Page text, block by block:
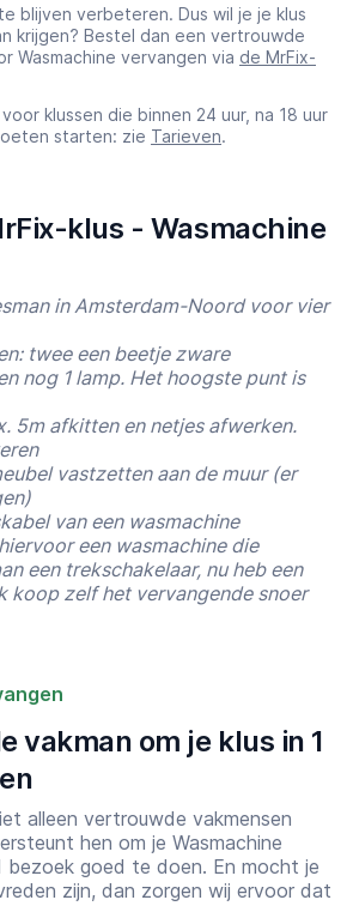
blijven verbeteren. Dus wil je je klus
krijgen? Bestel dan een vertrouwde
Wasmachine vervangen via de MrFix-
klussen die binnen 24 uur, na 18 uur
starten: zie Tarieven.
klus - Wasmachine
in Amsterdam-Noord voor vier
twee een beetje zware
nog 1 lamp. Het hoogste punt is
5m afkitten en netjes afwerken.
vastzetten aan de muur (er
van een wasmachine
een wasmachine die
een trekschakelaar, nu heb een
koop zelf het vervangende snoer
vakman om je klus in 1
alleen vertrouwde vakmensen
hen om je Wasmachine
bezoek goed te doen. En mocht je
zijn, dan zorgen wij ervoor dat
Eindtijd